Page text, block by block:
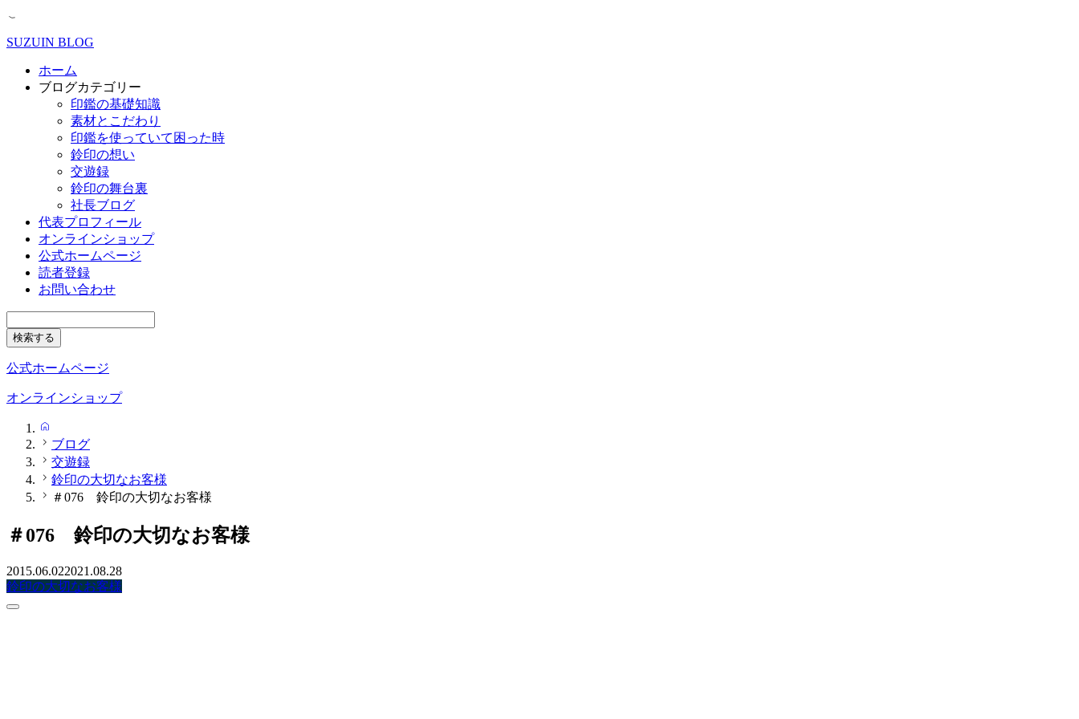
SUZUIN BLOG
ホーム
ブログカテゴリー
印鑑の基礎知識
素材とこだわり
印鑑を使っていて困った時
鈴印の想い
交遊録
鈴印の舞台裏
社長ブログ
代表プロフィール
オンラインショップ
公式ホームページ
読者登録
お問い合わせ
公式ホームページ
オンラインショップ
ブログ
交遊録
鈴印の大切なお客様
＃076 鈴印の大切なお客様
＃076 鈴印の大切なお客様
2015.06.022021.08.28
鈴印の大切なお客様